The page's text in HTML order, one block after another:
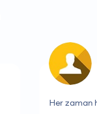
Müşteri